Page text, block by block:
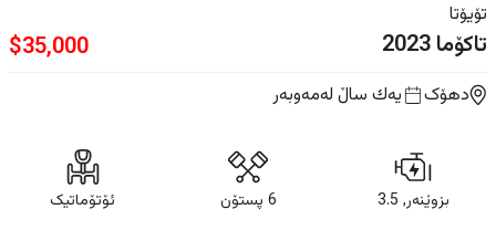
تۆیۆتا
تاکۆما2023
$35,000
دهۆک یه‌ك ساڵ لەمەوبەر
بزوێنەر, 3.5 6 پستۆن ئۆتۆماتیک